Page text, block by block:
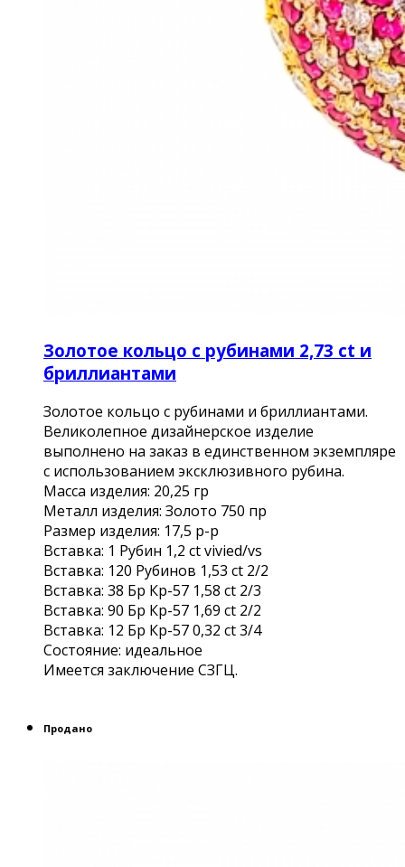
Золотое кольцо с рубинами 2,73 ct и
бриллиантами
Золотое кольцо с рубинами и бриллиантами.
Великолепное дизайнерское изделие
выполнено на заказ в единственном экземпляре
с использованием эксклюзивного рубина.
Масса изделия: 20,25 гр
Металл изделия: Золото 750 пр
Размер изделия: 17,5 р-р
Вставка: 1 Рубин 1,2 ct vivied/vs
Вставка: 120 Рубинов 1,53 сt 2/2
Вставка: 38 Бр Кр-57 1,58 ct 2/3
Вставка: 90 Бр Кр-57 1,69 ct 2/2
Вставка: 12 Бр Кр-57 0,32 ct 3/4
Состояние: идеальное
Имеется заключение СЗГЦ.
Продано